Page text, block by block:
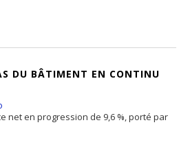
DU BÂTIMENT EN CONTINU
net en progression de 9,6 %, porté par